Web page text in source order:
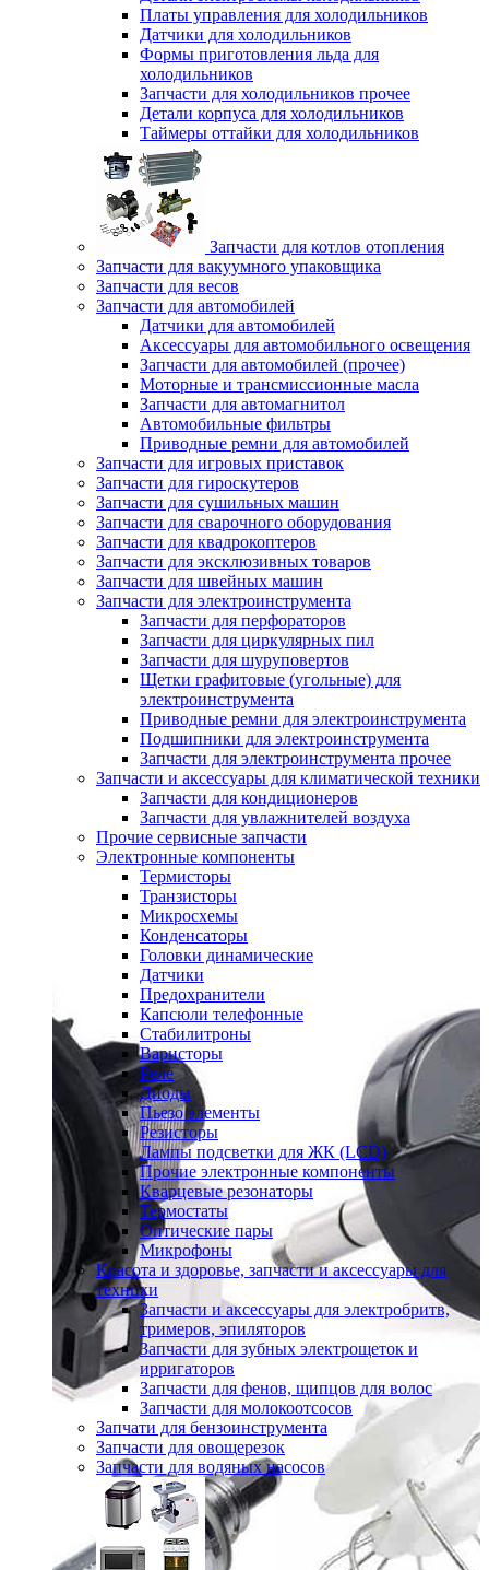
Платы управления для холодильников
Датчики для холодильников
Формы приготовления льда для
холодильников
Запчасти для холодильников прочее
Детали корпуса для холодильников
Таймеры оттайки для холодильников
Запчасти для котлов отопления
Запчасти для вакуумного упаковщика
Запчасти для весов
Запчасти для автомобилей
Датчики для автомобилей
Аксессуары для автомобильного освещения
Запчасти для автомобилей (прочее)
Моторные и трансмиссионные масла
Запчасти для автомагнитол
Автомобильные фильтры
Приводные ремни для автомобилей
Запчасти для игровых приставок
Запчасти для гироскутеров
Запчасти для сушильных машин
Запчасти для сварочного оборудования
Запчасти для квадрокоптеров
Запчасти для эксклюзивных товаров
Запчасти для швейных машин
Запчасти для электроинструмента
Запчасти для перфораторов
Запчасти для циркулярных пил
Запчасти для шуруповертов
Щетки графитовые (угольные) для
электроинструмента
Приводные ремни для электроинструмента
Подшипники для электроинструмента
Запчасти для электроинструмента прочее
Запчасти и аксессуары для климатической техники
Запчасти для кондиционеров
Запчасти для увлажнителей воздуха
Прочие сервисные запчасти
Электронные компоненты
Термисторы
Транзисторы
Микросхемы
Конденсаторы
Головки динамические
Датчики
Предохранители
Капсюли телефонные
Стабилитроны
Варисторы
Реле
Диоды
Пьезо элементы
Резисторы
Лампы подсветки для ЖК (LCD)
Прочие электронные компоненты
Кварцевые резонаторы
Термостаты
Оптические пары
Микрофоны
Красота и здоровье, запчасти и аксессуары для
техники
Запчасти и аксессуары для электробритв,
тримеров, эпиляторов
Запчасти для зубных электрощеток и
ирригаторов
Запчасти для фенов, щипцов для волос
Запчасти для молокоотсосов
Запчати для бензоинструмента
Запчасти для овощерезок
Запчасти для водяных насосов